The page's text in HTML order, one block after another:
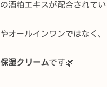
酒粕エキスが配合されてい
オールインワンではなく、
湿クリームです🌿